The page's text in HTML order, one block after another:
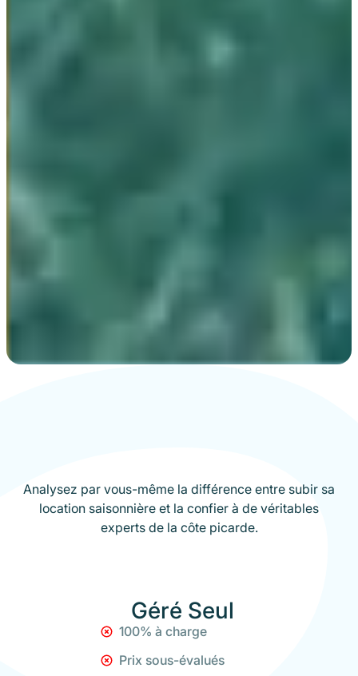
Analysez par vous-même la différence entre subir sa
location saisonnière et la confier à de véritables
experts de la côte picarde.
Géré Seul
100% à charge
Prix sous-évalués